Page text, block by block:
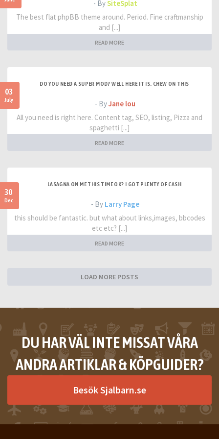
- BySiteSplat
The best flat phpBB theme around. Period. Fine craftmanship
and [...]
READ MORE
03
July
DO YOU NEED A SUPER MOD? WELL HERE IT IS. CHEW ON THIS
- ByJane lou
All you need is right here. Content tag, SEO, listing, Pizza and
spaghetti [...]
READ MORE
30
Dec
LASAGNA ON ME THIS TIME OK? I GOT PLENTY OF CASH
- By Larry Page
this should be fantastic. but what about links,images, bbcodes
etc etc? [...]
READ MORE
LOAD MORE POSTS
DU HAR VÄL INTE MISSAT VÅRA
ANDRA ARTIKLAR & KÖPGUIDER?
Besök Sjalbarn.se